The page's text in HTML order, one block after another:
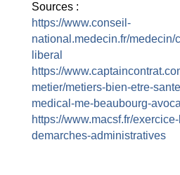
Sources :
https://www.conseil-
national.medecin.fr/medecin/
liberal
https://
metier/metiers-bien-etre-
medical-me-beaubourg-
https://www.macsf.fr/
demarches-administratives